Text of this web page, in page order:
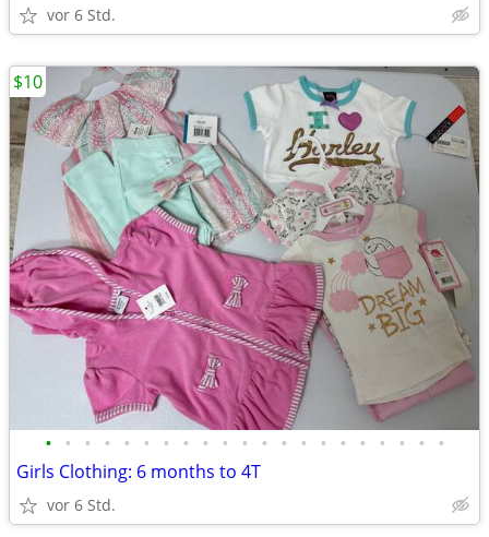
vor 6 Std.
• • • • • • • • • • • • • • • • • • • • •
Girls Clothing: 6 months to 4T
vor 6 Std.
$10